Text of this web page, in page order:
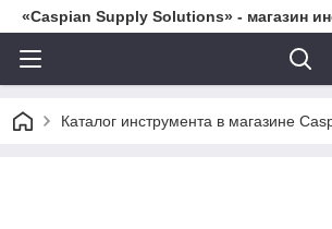
«Caspian Supply Solutions» - магазин
Каталог инструмента в магазине